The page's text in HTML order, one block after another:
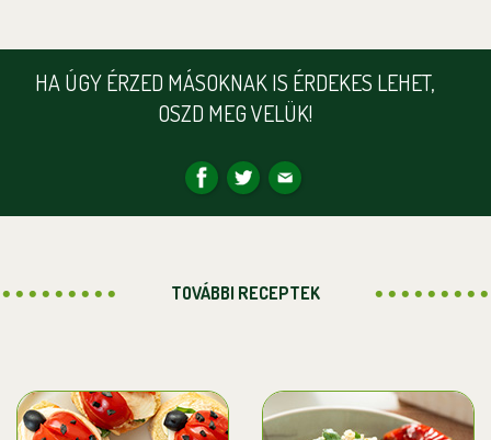
HA ÚGY ÉRZED MÁSOKNAK IS ÉRDEKES LEHET,
OSZD MEG VELÜK!
TOVÁBBI RECEPTEK